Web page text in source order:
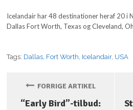
Icelandair har 48 destinationer heraf 20 i
Dallas Fort Worth, Texas og Cleveland,
Tags: Dallas Fort Worth Icelandair, USA
FORRIGE ARTIKEL
“Early Bird”-tilbud: